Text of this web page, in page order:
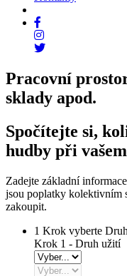
Pracovní
sklady apod.
Spočítejte si,
hudby při
Zadejte základní
jsou poplatky kolektivním
zakoupit.
1 Krok vyberte
Krok 1 - Druh užití